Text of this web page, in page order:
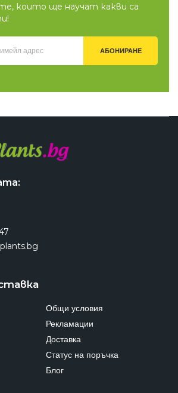
които ще научат какви са
АБОНИРАНЕ
Общи условия
Рекламации
Доставка
Статус на поръчка
Блог